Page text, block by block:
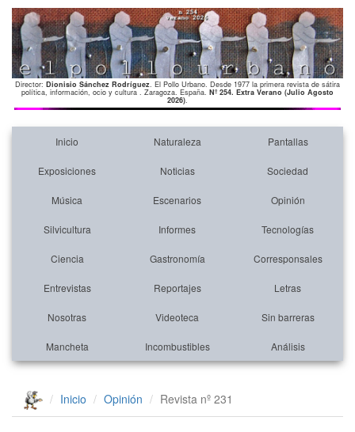
Director: Dionisio Sánchez Rodríguez. El Pollo Urbano. Desde 1977 la primera revista de sátira
política, información, ocio y cultura . Zaragoza. España. Nº 254. Extra Verano (Julio Agosto
2026).
Inicio Naturaleza Pantallas
Exposiciones Noticias Sociedad
Música Escenarios Opinión
Silvicultura Informes Tecnologías
Ciencia Gastronomía Corresponsales
Entrevistas Reportajes Letras
Nosotras Videoteca Sin barreras
Mancheta Incombustibles Análisis
Inicio Opinión Revista nº 231